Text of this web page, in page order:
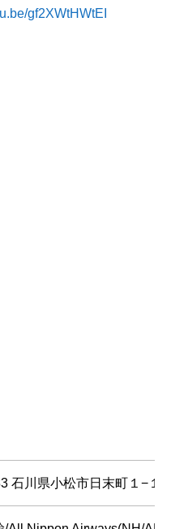
gf2XWtHWtEI
石川県小松市日末町１−１